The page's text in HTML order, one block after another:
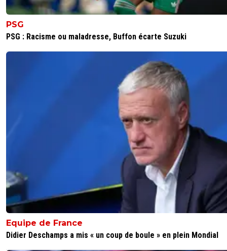
PSG
PSG : Racisme ou maladresse, Buffon écarte Suzuki
Equipe de France
Didier Deschamps a mis « un coup de boule » en plein Mondial